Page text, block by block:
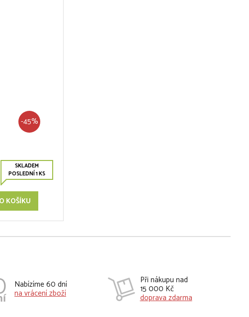
-45%
SKLADEM
POSLEDNÍ 1 KS
KOŠÍKU
Nabízíme 60 dní
na vrácení zboží
Při nákupu nad
15 000 Kč
doprava zdarma